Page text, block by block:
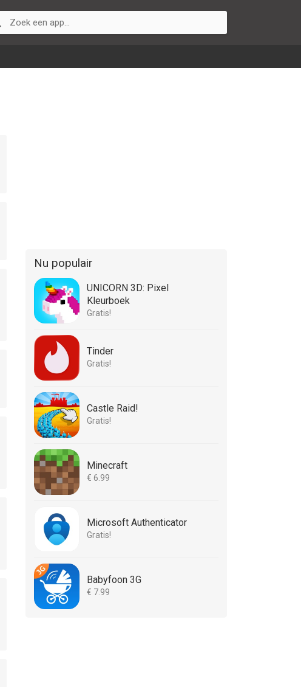
Nu populair
UNICORN 3D: Pixel
Kleurboek
Gratis!
Tinder
Gratis!
Castle Raid!
Gratis!
Minecraft
€ 6.99
Microsoft Authenticator
Gratis!
Babyfoon 3G
€ 7.99